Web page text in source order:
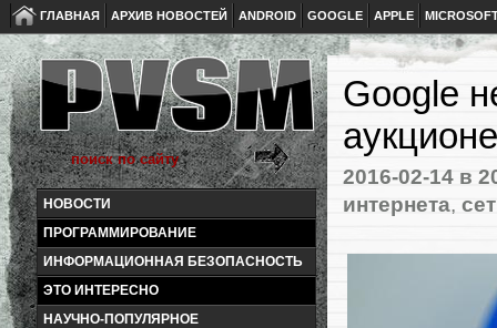
ГЛАВНАЯ АРХИВ НОВОСТЕЙ ANDROID GOOGLE APPLE
НОВОСТИ
ПРОГРАММИРОВАНИЕ
ИНФОРМАЦИОННАЯ БЕЗОПАСНОСТЬ
ЭТО ИНТЕРЕСНО
НАУЧНО-ПОПУЛЯРНОЕ
Google
2016-02-14 в
интернета,